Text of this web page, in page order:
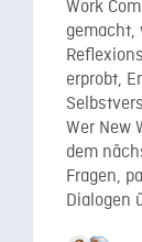
Work
erprobt,
Wer New
dem
Fragen,
Dialogen